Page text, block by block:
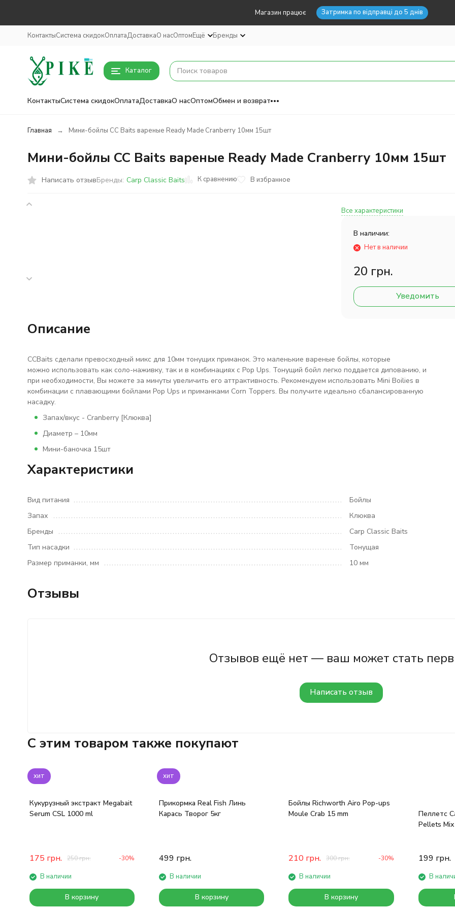
Магазин працює Затримка по відправці до 5 днів
КонтактыСистема скидокОплатаДоставкаО насОптомЕщё Бренды
Каталог
КонтактыСистема скидокОплатаДоставкаО насОптомОбмен и возврат
Главная Мини-бойлы CC Baits вареные Ready Made Cranberry 10мм 15шт
Мини-бойлы CC Baits вареные Ready Made Cranberry 10мм 15шт
Написать отзывБренды: Carp Classic Baits К сравнению В избранное
Все характеристики
В наличии:
Нет в наличии
20 грн.
Уведомить
Описание
ССBaits сделали превосходный микс для 10мм тонущих приманок. Это маленькие вареные бойлы, которые
можно использовать как соло-наживку, так и в комбинациях с Pop Ups. Тонущий бойл легко поддается дипованию, и
при необходимости, Вы можете за минуты увеличить его аттрактивность. Рекомендуем использовать Mini Boilies в
комбинации с плавающими бойлами Pop Ups и приманками Corn Toppers. Вы получите идеально сбалансированную
насадку.
Запах/вкус - Cranberry [Клюква]
Диаметр – 10мм
Мини-баночка 15шт
Характеристики
Вид питания
Бойлы
Запах
Клюква
Бренды
Carp Classic Baits
Тип насадки
Тонущая
Размер приманки, мм
10 мм
Отзывы
Отзывов ещё нет — ваш может стать
Написать отзыв
C этим товаром также покупают
хит
Кукурузный экстракт Megabait
Serum CSL 1000 ml
175 грн. 250грн. -30%
В наличии
В корзину
хит
Прикормка Real Fish Линь
Карась Творог 5кг
499 грн.
В наличии
В корзину
Бойлы Richworth Airo Pop-ups
Moule Crab 15 mm
210 грн. 300грн. -30%
В наличии
В корзину
Пеллетс
Pellets
199 грн.
В